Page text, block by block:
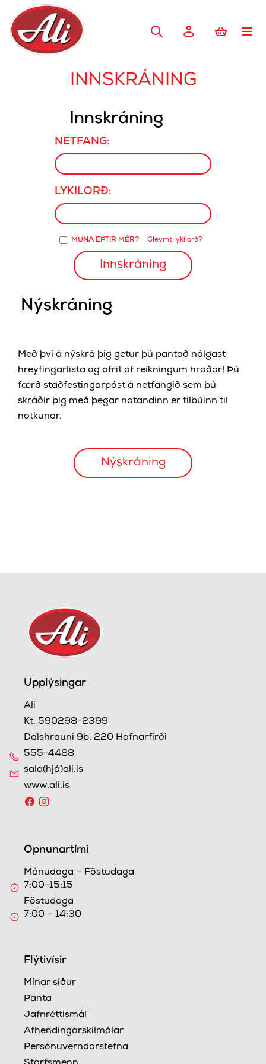
INNSKRÁNING
Innskráning
NETFANG:
LYKILORÐ:
MUNA EFTIR MÉR? Gleymt lykilorð?
Nýskráning
Með því á nýskrá þig getur þú pantað nálgast
hreyfingarlista og afrit af reikningum hraðar! Þú
færð staðfestingarpóst á netfangið sem þú
skráðir þig með þegar notandinn er tilbúinn til
notkunar.
Upplýsingar
Ali
Kt. 590298-2399
Dalshrauni 9b, 220 Hafnarfirði
555-4488
sala(hjá)ali.is
www.ali.is
Opnunartími
Mánudaga – Föstudaga
7:00-15:15
Föstudaga
7:00 – 14:30
Flýtivísir
Mínar síður
Panta
Jafnréttismál
Afhendingarskilmálar
Persónuverndarstefna